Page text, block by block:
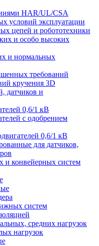
HAR/UL/CSA
условий эксплуатации
цепей и робототехники
и особо высоких
и нормальных
требований
кручения 3D
датчиков и
0,6/1 кВ
с одобрением
0,6/1 кВ
для датчиков,
и конвейерных систем
систем
средних нагрузок
нагрузок